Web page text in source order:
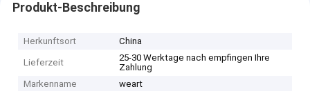
Produkt-Beschreibung
Herkunftsort China
Lieferzeit
25-30 Werktage nach empfingen Ihre
Zahlung
Markenname
weart